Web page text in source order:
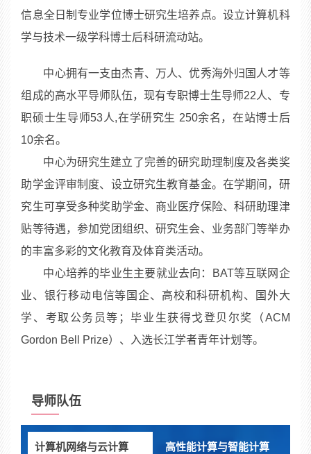
信息全日制专业学位博士研究生培养点。设立计算机科
学与技术一级学科博士后科研流动站。
中心拥有一支由杰青、万人、优秀海外归国人才等
组成的高水平导师队伍，现有专职博士生导师22人、专
职硕士生导师53人,在学研究生 250余名，在站博士后
10余名。
中心为研究生建立了完善的研究助理制度及各类奖
助学金评审制度、设立研究生教育基金。在学期间，研
究生可享受多种奖助学金、商业医疗保险、科研助理津
贴等待遇，参加党团组织、研究生会、业务部门等举办
的丰富多彩的文化教育及体育类活动。
中心培养的毕业生主要就业去向：BAT等互联网企
业、银行移动电信等国企、高校和科研机构、国外大
学、考取公务员等；毕业生获得戈登贝尔奖（ACM
Gordon Bell Prize）、入选长江学者青年计划等。
导师队伍
计算机网络与云计算 高性能计算与智能计算